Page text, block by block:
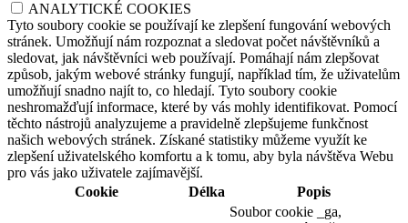
ANALYTICKÉ COOKIES
Tyto soubory cookie se používají ke zlepšení fungování webových
stránek. Umožňují nám rozpoznat a sledovat počet návštěvníků a
sledovat, jak návštěvníci web používají. Pomáhají nám zlepšovat
způsob, jakým webové stránky fungují, například tím, že uživatelům
umožňují snadno najít to, co hledají. Tyto soubory cookie
neshromažďují informace, které by vás mohly identifikovat. Pomocí
těchto nástrojů analyzujeme a pravidelně zlepšujeme funkčnost
našich webových stránek. Získané statistiky můžeme využít ke
zlepšení uživatelského komfortu a k tomu, aby byla návštěva Webu
pro vás jako uživatele zajímavější.
Cookie
Délka Popis
Soubor cookie _ga,